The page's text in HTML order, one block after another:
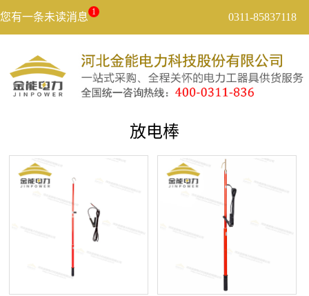
您有一条未读消息 1 0311-85837118
放电棒